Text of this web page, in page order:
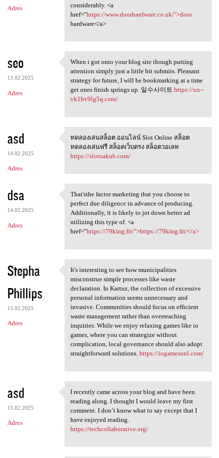
Adres
considerably. <a
href="https://www.doorhardware.co.uk/">door
hardware</a>
seo
13.02.2025
Adres
When i got onto your blog
When i got onto your blog site though putting
attention simply just a little bit submits. Pleasant
strategy for future, I will be bookmarking at a time
get ones finish springs up. 일수사이트 https://xn--
vk1bv9lg5q.com/
asd
14.02.2025
Adres
ทดลองเล่นสล็อต ออนไลน์ Slot
ทดลองเล่นสล็อต ออนไลน์ Slot Online สล็อต
ทดลองเล่นฟรี สล็อตเว็บตรง สล็อตวอเลท
https://slotnakub.com/
dsa
14.02.2025
Adres
That'sthe factor marketing
That'sthe factor marketing that you choose to
perfect due diligence in advance of producing.
Additionally, it is likely to jot down better ad
utilizing this type of. <a
href="https://79king.fit/">https://79king.fit/</a>
Stepha
Phillips
15.02.2025
Adres
It's interesting to see how
It's interesting to see how municipalities
misconstrue simple processes like waste
declaration. In Kartuz, the collection of excessive
personal information seems unnecessary and
invasive. Communities should focus on efficient
waste management rather than overreaching
inquiries. While we enjoy relaxing games like io
games, where you can strategize without
complication, local governance should also adopt
straightforward solutions. https://iogamesonl.com/
asd
15.02.2025
Adres
I recently came across your
I recently came across your blog and have been
reading along. I thought I would leave my first
comment. I don’t know what to say except that I
have enjoyed reading.
https://techcollaborative.org/